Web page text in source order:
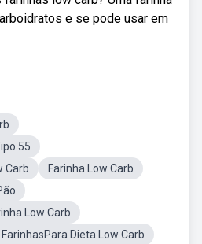
e se pode usar em
55
Carb
Farinha Low Carb
Low Carb
FarinhasPara Dieta Low Carb